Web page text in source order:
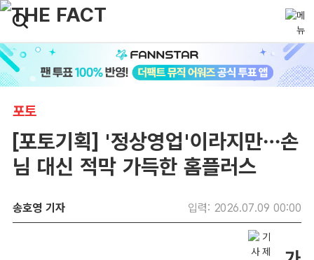
포토
[포토기획] '정상영업'이라지만…손
님 대신 적막 가득한 홈플러스
송호영 기자 입력: 2026.07.09 00:00